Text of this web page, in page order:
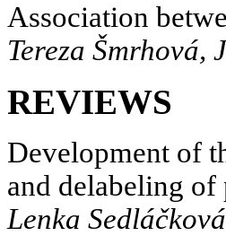
Association
Tereza Šmrhová,
REVIEWS
Development of
and delabeling
Lenka Sedláčková